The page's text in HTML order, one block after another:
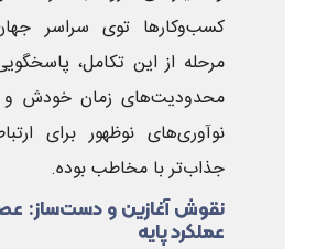
کسب‌وکارها توی سراسر
مرحله از این تکامل،
محدودیت‌های زمان خودش و
نوآوری‌های نوظهور برای
جذاب‌تر با مخاطب بوده.
نقوش آغازین و دست‌ساز:
عملکرد پایه